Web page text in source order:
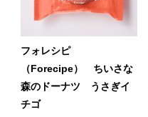
フォレシピ
（Forecipe） ちいさな
森のドーナツ うさぎイ
チゴ